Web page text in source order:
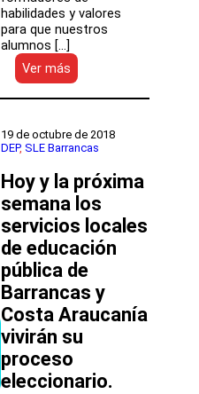
habilidades y valores
para que nuestros
alumnos […]
Ver más
Innovaciones
educativas,
y
sustentabilidad:
fue
la
visita
de
la
directora
de
Educación
Pública
a
Huasco
19 de octubre de 2018
DEP, SLE Barrancas
Hoy y la próxima
semana los
servicios locales
de educación
pública de
Barrancas y
Costa Araucanía
vivirán su
proceso
eleccionario.